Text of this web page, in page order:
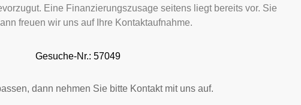
Eine Finanzierungszusage seitens liegt bereits vor. Sie
freuen wir uns auf Ihre Kontaktaufnahme.
Gesuche-Nr.: 57049
dann nehmen Sie bitte Kontakt mit uns auf.